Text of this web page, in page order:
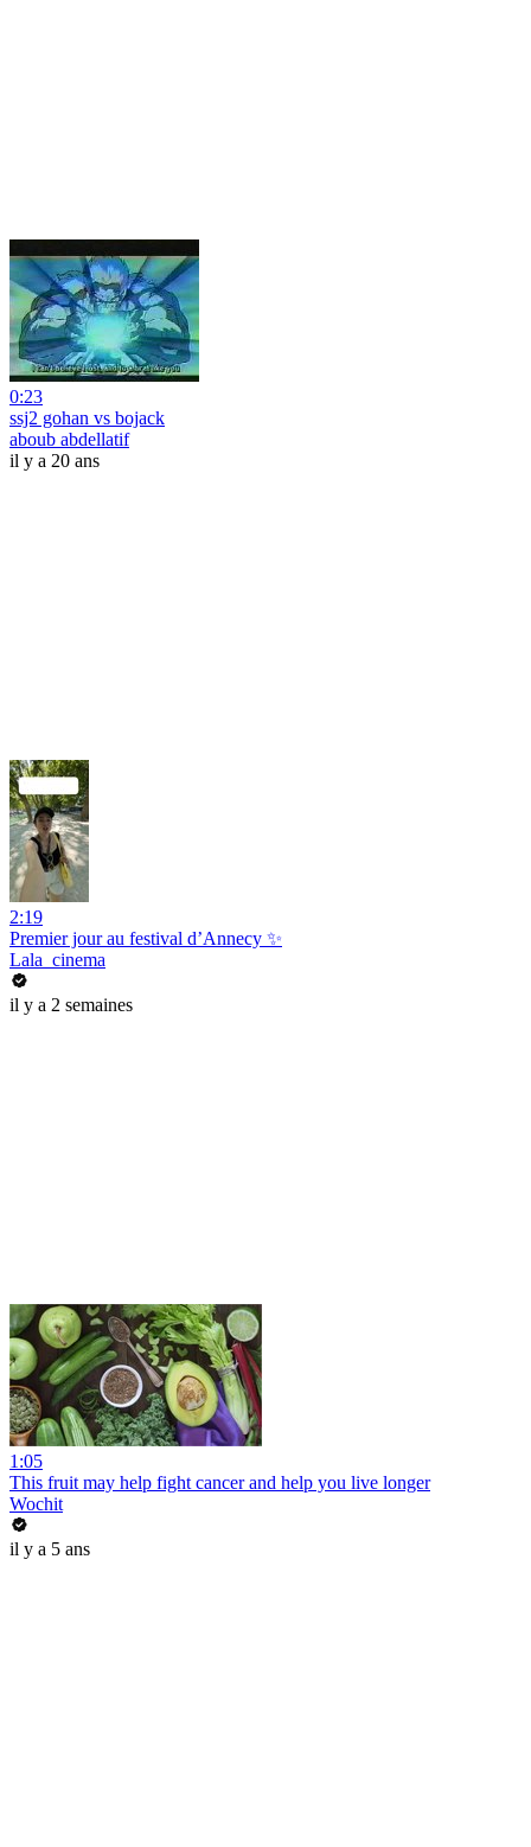
0:23
ssj2 gohan vs bojack
aboub abdellatif
il y a 20 ans
2:19
Premier jour au festival d’Annecy ✨
Lala_cinema
il y a 2 semaines
1:05
This fruit may help fight cancer and help you live longer
Wochit
il y a 5 ans